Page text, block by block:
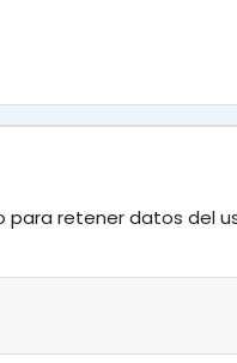
retener datos del